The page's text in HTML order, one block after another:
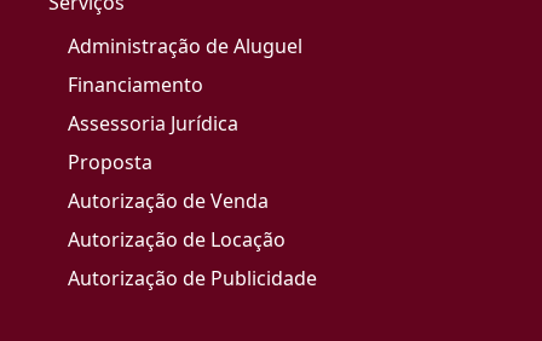
Administração de Aluguel
Financiamento
Assessoria Jurídica
Proposta
Autorização de Venda
Autorização de Locação
Autorização de Publicidade